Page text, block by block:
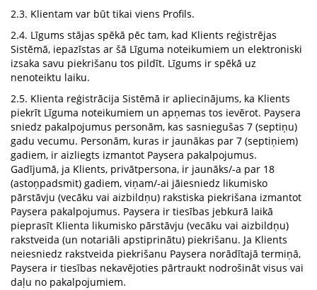
2.3. Klientam var būt tikai viens Profils.
2.4. Līgums stājas spēkā pēc tam, kad Klients reģistrējas
Sistēmā, iepazīstas ar šā Līguma noteikumiem un elektroniski
izsaka savu piekrišanu tos pildīt. Līgums ir spēkā uz
nenoteiktu laiku.
2.5. Klienta reģistrācija Sistēmā ir apliecinājums, ka Klients
piekrīt Līguma noteikumiem un apņemas tos ievērot. Paysera
sniedz pakalpojumus personām, kas sasniegušas 7 (septiņu)
gadu vecumu. Personām, kuras ir jaunākas par 7 (septiņiem)
gadiem, ir aizliegts izmantot Paysera pakalpojumus.
Gadījumā, ja Klients, privātpersona, ir jaunāks/-a par 18
(astoņpadsmit) gadiem, viņam/-ai jāiesniedz likumisko
pārstāvju (vecāku vai aizbildņu) rakstiska piekrišana izmantot
Paysera pakalpojumus. Paysera ir tiesības jebkurā laikā
pieprasīt Klienta likumisko pārstāvju (vecāku vai aizbildņu)
rakstveida (un notariāli apstiprinātu) piekrišanu. Ja Klients
neiesniedz rakstveida piekrišanu Paysera norādītajā termiņā,
Paysera ir tiesības nekavējoties pārtraukt nodrošināt visus vai
daļu no pakalpojumiem.